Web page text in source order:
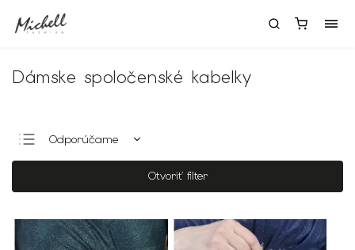
Dámske spoločenské kabelky
Odporúčame
Najlacnejšie
Najdrahšie
Abecedne
Otvoriť filter